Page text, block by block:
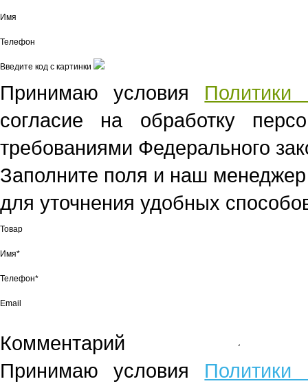
Имя
Телефон
Введите код с картинки
Принимаю условия Политики
согласие на обработку
требованиями Федерального
Заполните поля и наш
для уточнения удобных
Товар
Имя*
Телефон*
Email
Комментарий
Принимаю условия Политики